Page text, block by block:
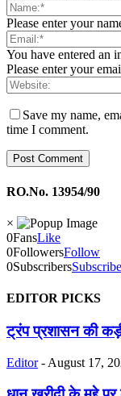
Please enter your
You have entered an
Please enter your
Save my name,
time I comment.
RO.No. 13954/90
×
0FansLike
0FollowersFollow
0SubscribersSubscribe
EDITOR PICKS
ट्रंप प्रशासन की
Editor - August 17,